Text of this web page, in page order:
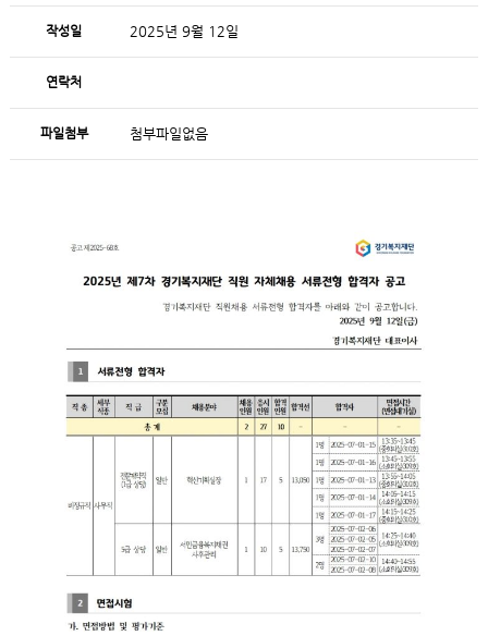
작성일 2025년 9월 12일
연락처
파일첨부 첨부파일없음